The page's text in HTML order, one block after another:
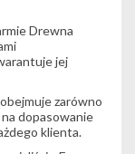
Drewna
jej
zarówno
dopasowanie
klienta.